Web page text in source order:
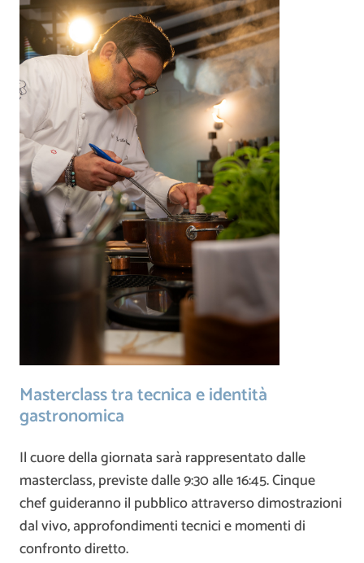
Masterclass tra tecnica e identità
gastronomica
Il cuore della giornata sarà rappresentato dalle
masterclass, previste dalle 9:30 alle 16:45. Cinque
chef guideranno il pubblico attraverso dimostrazioni
dal vivo, approfondimenti tecnici e momenti di
confronto diretto.